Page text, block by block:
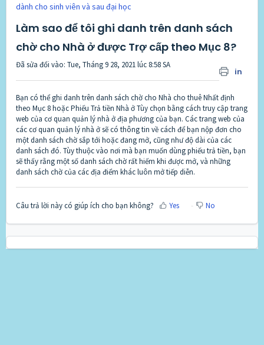
dành cho sinh viên và sau đại học
Làm sao để tôi ghi danh trên danh sách
chờ cho Nhà ở được Trợ cấp theo Mục 8?
in
Đã sửa đổi vào: Tue, Tháng 9 28, 2021 lúc 8:58 SA
Bạn có thể ghi danh trên danh sách chờ cho Nhà cho thuê Nhất định
theo Mục 8 hoặc Phiếu Trả tiền Nhà ở Tùy chọn bằng cách truy cập trang
web của cơ quan quản lý nhà ở địa phương của bạn. Các trang web của
các cơ quan quản lý nhà ở sẽ có thông tin về cách để bạn nộp đơn cho
một danh sách chờ sắp tới hoặc đang mở, cũng như độ dài của các
danh sách đó. Tùy thuộc vào nơi mà bạn muốn dùng phiếu trả tiền, bạn
sẽ thấy rằng một số danh sách chờ rất hiếm khi được mở, và những
danh sách chờ của các địa điểm khác luôn mở tiếp diễn.
Câu trả lời này có giúp ích cho bạn không? Yes No